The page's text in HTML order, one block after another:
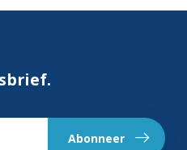
Abonneer